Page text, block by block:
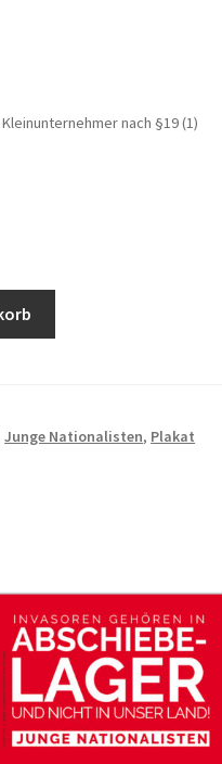
nach §19 (1)
Junge Nationalisten, Plakat